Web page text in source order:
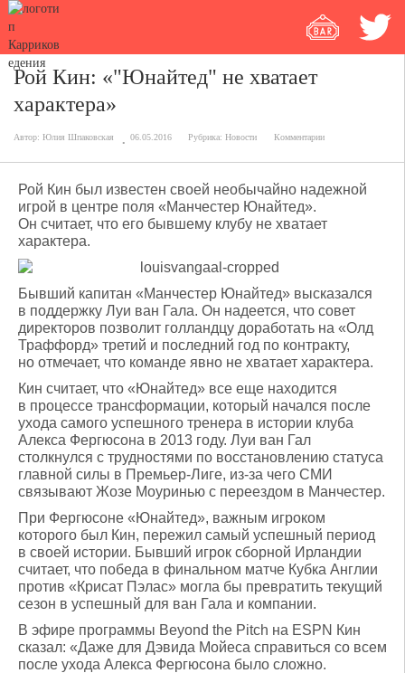
Рой Кин: «"Юнайтед" не хватает
характера»
Автор: Юлия Шпаковская 06.05.2016 Рубрика: Новости Комментарии
Рой Кин был известен своей необычайно надежной
игрой в центре поля «Манчестер Юнайтед».
Он считает, что его бывшему клубу не хватает
характера.
Бывший капитан «Манчестер Юнайтед» высказался
в поддержку Луи ван Гала. Он надеется, что совет
директоров позволит голландцу доработать на «Олд
Траффорд» третий и последний год по контракту,
но отмечает, что команде явно не хватает характера.
Кин считает, что «Юнайтед» все еще находится
в процессе трансформации, который начался после
ухода самого успешного тренера в истории клуба
Алекса Фергюсона в 2013 году. Луи ван Гал
столкнулся с трудностями по восстановлению статуса
главной силы в Премьер-Лиге, из-за чего СМИ
связывают Жозе Моуринью с переездом в Манчестер.
При Фергюсоне «Юнайтед», важным игроком
которого был Кин, пережил самый успешный период
в своей истории. Бывший игрок сборной Ирландии
считает, что победа в финальном матче Кубка Англии
против «Крисат Пэлас» могла бы превратить текущий
сезон в успешный для ван Гала и компании.
В эфире программы Beyond the Pitch на ESPN Кин
сказал: «Даже для Дэвида Мойеса справиться со всем
после ухода Алекса Фергюсона было сложно.